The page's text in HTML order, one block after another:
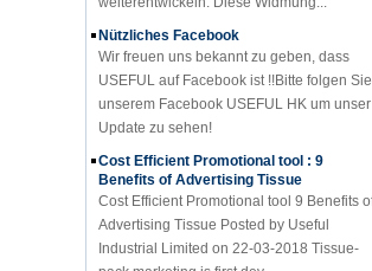
Nützliches Facebook
Wir freuen uns bekannt zu geben, dass
USEFUL auf Facebook ist !!Bitte folgen Sie
unserem Facebook USEFUL HK um unser
Update zu sehen!
Cost Efficient Promotional tool : 9
Benefits of Advertising Tissue
Cost Efficient Promotional tool 9 Benefits of
Advertising Tissue Posted by Useful
Industrial Limited on 22-03-2018 Tissue-
pack marketing is first dev...